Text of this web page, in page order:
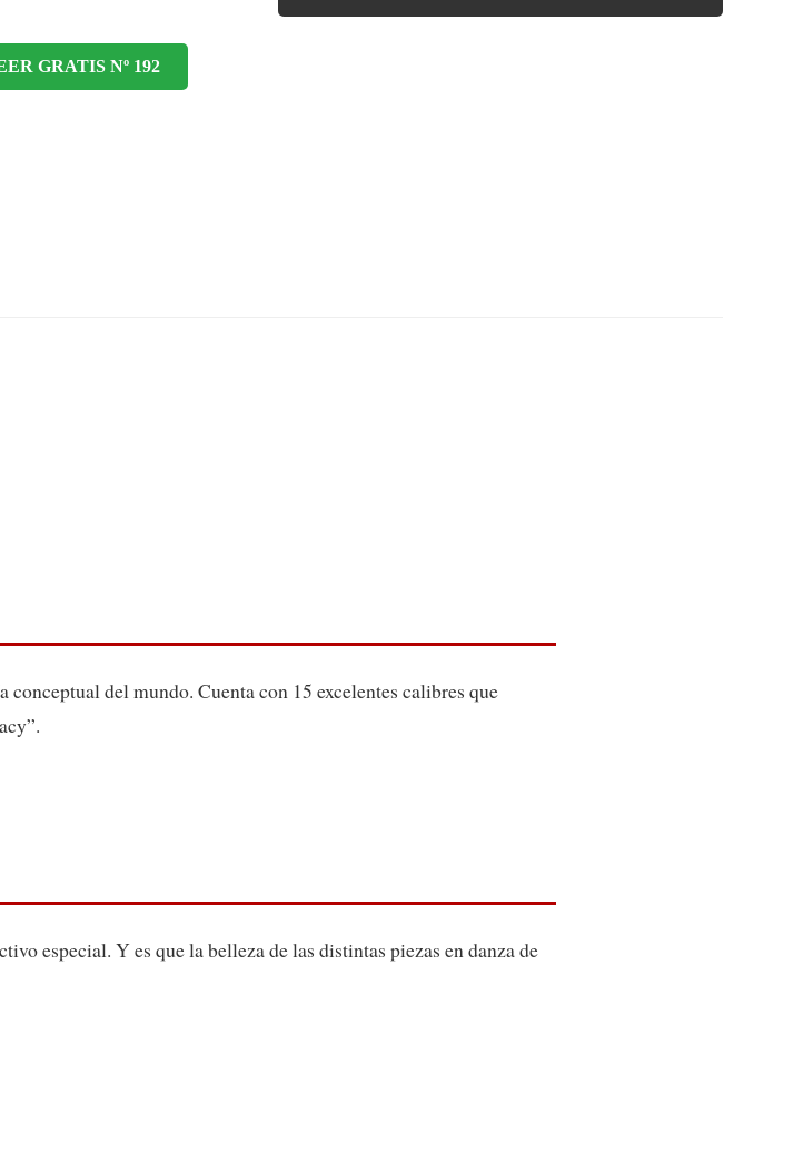
GRATIS Nº 192
del mundo. Cuenta con 15 excelentes calibres que
especial. Y es que la belleza de las distintas piezas en danza de